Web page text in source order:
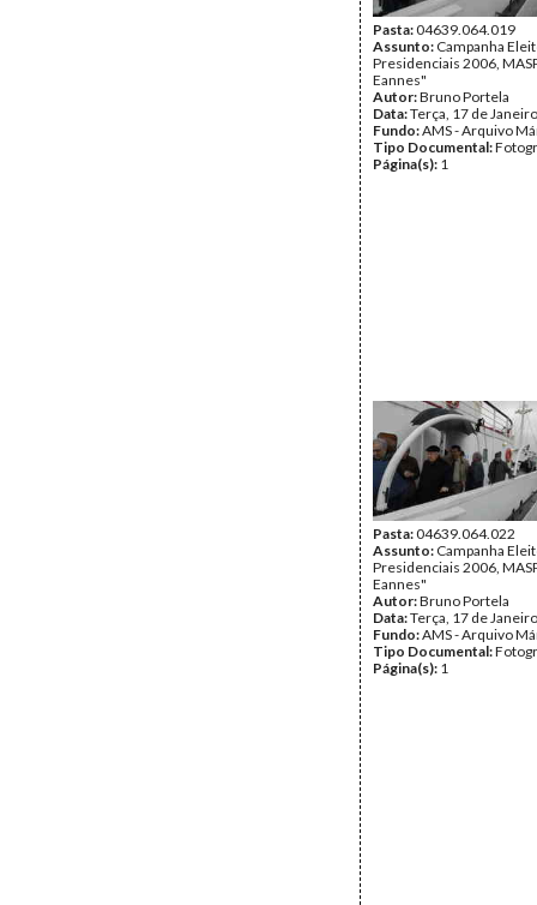
Pasta:04639.064.019
Assunto: Campanha
Presidenciais 2006,
Eannes"
Autor:Bruno Portela
Data:Terça, 17 de
Fundo:AMS - Arquivo
Tipo Documental:
Página(s): 1
Pasta:04639.064.022
Assunto: Campanha
Presidenciais 2006,
Eannes"
Autor:Bruno Portela
Data:Terça, 17 de
Fundo:AMS - Arquivo
Tipo Documental:
Página(s): 1